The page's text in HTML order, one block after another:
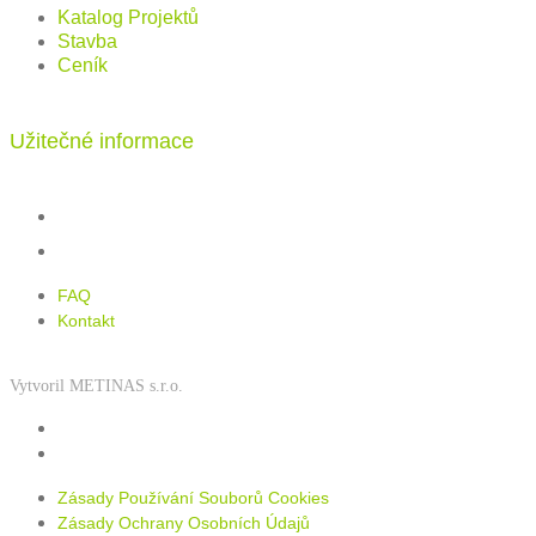
Katalog Projektů
Stavba
Ceník
Užitečné informace
FAQ
Kontakt
Vytvoril METINAS s.r.o.
Zásady Používání Souborů Cookies
Zásady Ochrany Osobních Údajů